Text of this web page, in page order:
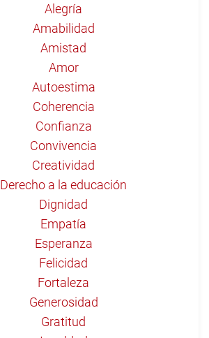
Alegría
Amabilidad
Amistad
Amor
Autoestima
Coherencia
Confianza
Convivencia
Creatividad
Derecho a la educación
Dignidad
Empatía
Esperanza
Felicidad
Fortaleza
Generosidad
Gratitud